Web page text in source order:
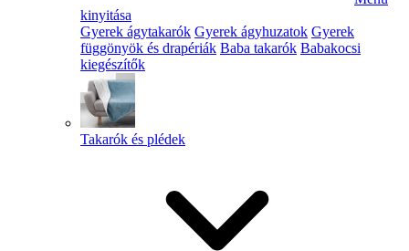
kinyitása
Gyerek ágytakarók Gyerek ágyhuzatok Gyerek
függönyök és drapériák Baba takarók Babakocsi
kiegészítők
Takarók és plédek